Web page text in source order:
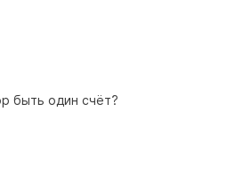
быть один счёт?